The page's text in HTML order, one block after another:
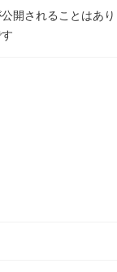
開されることはあり